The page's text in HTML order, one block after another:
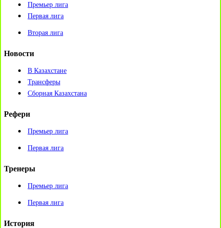
Премьер лига
Первая лига
Вторая лига
Новости
В Казахстане
Трансферы
Сборная Казахстана
Рефери
Премьер лига
Первая лига
Тренеры
Премьер лига
Первая лига
История